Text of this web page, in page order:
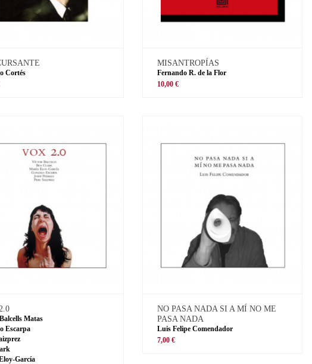
Cortés
MISANTROPÍAS
Fernando R. de la Flor
10,00 €
Matas
Escarpa
García
NO PASA NADA SI A MÍ NO ME
PASA NADA
Luis Felipe Comendador
7,00 €